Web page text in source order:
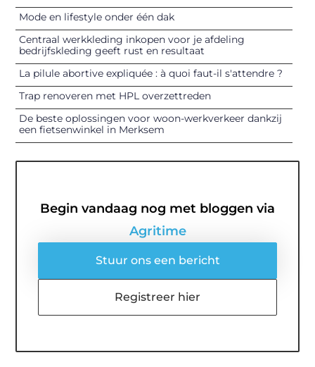
Mode en lifestyle onder één dak
Centraal werkkleding inkopen voor je afdeling
bedrijfskleding geeft rust en resultaat
La pilule abortive expliquée : à quoi faut-il s'attendre ?
Trap renoveren met HPL overzettreden
De beste oplossingen voor woon-werkverkeer dankzij
een fietsenwinkel in Merksem
Begin vandaag nog met bloggen via
Agritime
Stuur ons een bericht
Registreer hier